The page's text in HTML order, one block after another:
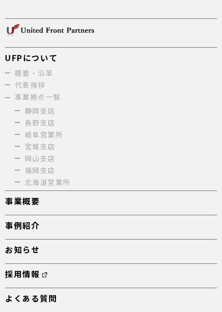
UFPについて
概要・沿革
代表挨拶
事業拠点一覧
静岡支店
長野支店
岐阜営業所
宮城支店
岡山支店
福岡支店
北海道営業所
事業概要
事例紹介
お知らせ
採用情報
よくある質問